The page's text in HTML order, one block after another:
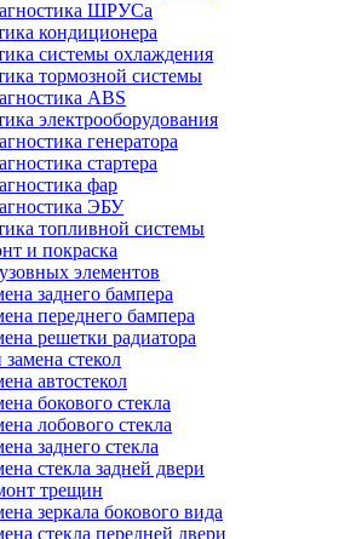
ШРУСа
кондиционера
системы охлаждения
тормозной системы
ABS
электрооборудования
генератора
стартера
фар
ЭБУ
топливной системы
и покраска
элементов
заднего бампера
переднего бампера
решетки радиатора
стекол
автостекол
бокового стекла
лобового стекла
заднего стекла
стекла задней двери
трещин
зеркала бокового вида
стекла передней двери